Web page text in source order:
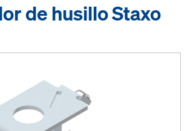
de husillo Staxo